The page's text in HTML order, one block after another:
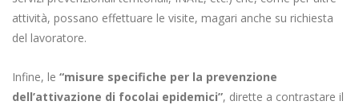
attività, possano effettuare le visite, magari anche su richiesta
del lavoratore.
Infine, le “misure specifiche per la prevenzione
dell’attivazione di focolai epidemici”, dirette a contrastare il